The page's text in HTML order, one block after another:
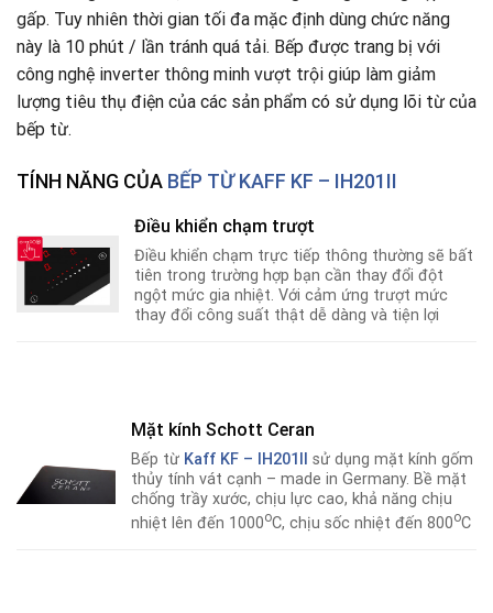
gấp. Tuy nhiên thời gian tối đa mặc định dùng chức năng
này là 10 phút / lần tránh quá tải. Bếp được trang bị với
công nghệ inverter thông minh vượt trội giúp làm giảm
lượng tiêu thụ điện của các sản phẩm có sử dụng lõi từ của
bếp từ.
TÍNH NĂNG CỦA BẾP TỪ KAFF KF – IH201II
Điều khiển chạm trượt
Điều khiển chạm trực tiếp thông thường sẽ bất
tiên trong trường hợp bạn cần thay đổi đột
ngột mức gia nhiệt. Với cảm ứng trượt mức
thay đổi công suất thật dễ dàng và tiện lợi
Mặt kính Schott Ceran
Bếp từ Kaff KF – IH201II
sử dụng mặt kính gốm
thủy tính vát cạnh – made in Germany. Bề mặt
chống trầy xước, chịu lực cao, khả năng chịu
nhiệt lên đến 1000oC, chịu sốc nhiệt đến 800oC